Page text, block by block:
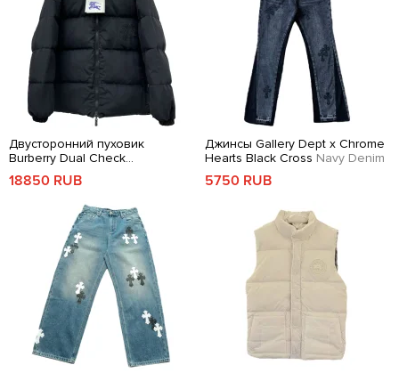
Двусторонний пуховик
Burberry Dual Check
Black/Beige
18850 RUB
Джинсы Gallery Dept x Chrome
Hearts Black Cross Navy Denim
5750 RUB